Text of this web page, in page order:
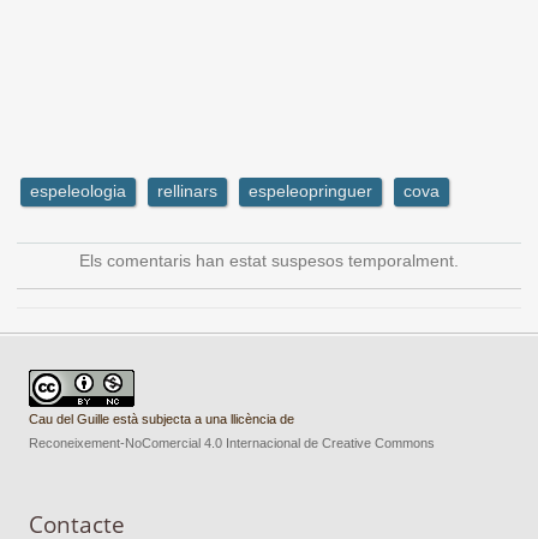
espeleologia rellinars espeleopringuer cova
Els comentaris han estat suspesos temporalment.
Cau del Guille està subjecta a una llicència de
Reconeixement-NoComercial 4.0 Internacional de Creative Commons
Contacte